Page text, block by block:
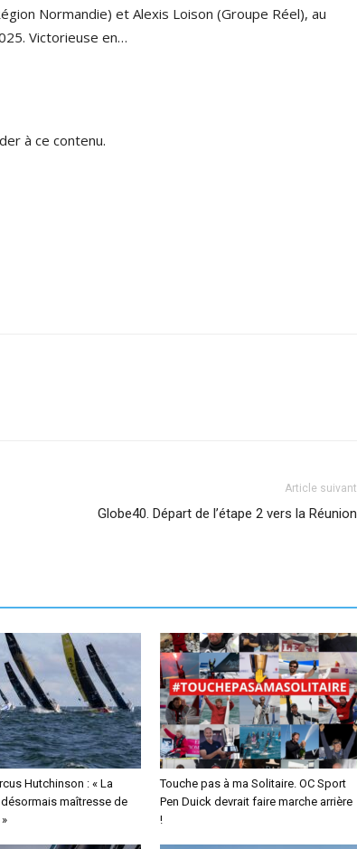
Normandie) et Alexis Loison (Groupe Réel), au
Victorieuse en…
à ce contenu.
Article suivant
Globe40. Départ de l’étape 2 vers la Réunion
Hutchinson : « La
maîtresse de
Touche pas à ma Solitaire. OC Sport
Pen Duick devrait faire marche arrière
!